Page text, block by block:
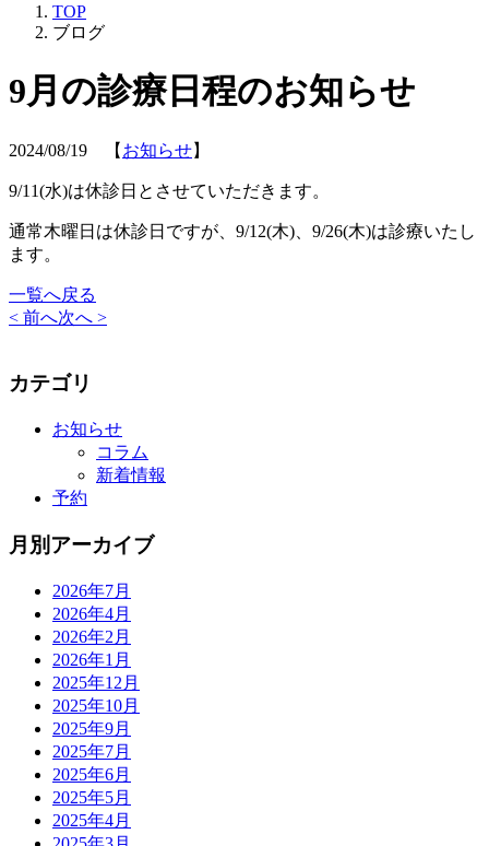
TOP
ブログ
9月の診療日程のお知らせ
2024/08/19 【 お知らせ】
9/11(水)は休診日とさせていただきます。
通常木曜日は休診日ですが、9/12(木)、9/26(木)は診療いたし
ます。
一覧へ戻る
< 前へ次へ >
カテゴリ
お知らせ
コラム
新着情報
予約
月別アーカイブ
2026年7月
2026年4月
2026年2月
2026年1月
2025年12月
2025年10月
2025年9月
2025年7月
2025年6月
2025年5月
2025年4月